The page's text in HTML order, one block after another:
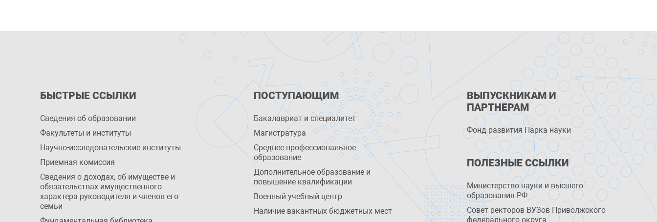
БЫСТРЫЕ ССЫЛКИ
Сведения об образовании
Факультеты и институты
Научно-исследовательские институты
Приемная комиссия
Сведения о доходах, об имуществе и
обязательствах имущественного
характера руководителя и членов его
семьи
ПОСТУПАЮЩИМ
Бакалавриат и специалитет
Магистратура
Среднее профессиональное
образование
Дополнительное образование и
повышение квалификации
Военный учебный центр
Наличие вакантных бюджетных мест
ВЫПУСКНИКАМ И
ПАРТНЕРАМ
Фонд развития Парка науки
ПОЛЕЗНЫЕ ССЫЛКИ
Министерство науки и высшего
образования РФ
Совет ректоров ВУЗов Приволжского
федерального округа